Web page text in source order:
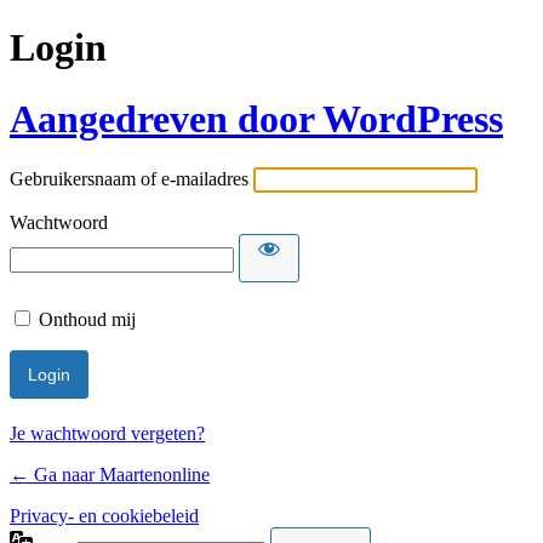
Login
Aangedreven door WordPress
Gebruikersnaam of e-mailadres
Wachtwoord
Onthoud mij
Je wachtwoord vergeten?
← Ga naar Maartenonline
Privacy- en cookiebeleid